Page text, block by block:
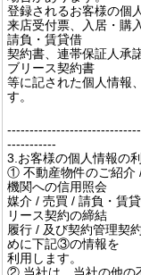
登録されるお客様の個
来店受付票、入居・購
請負・賃貸借
契約書、連帯保証人承
ブリース契約書
等に記された個人情報
す。
-----------
3.お客様の個人情報の
① 不動産物件のご紹介
機関への信用照会
媒介 / 売買 / 請負・賃
リース契約の締結
履行 / 及び契約管理契
めに下記③の情報を
利用します。
② 当社は、当社の他の